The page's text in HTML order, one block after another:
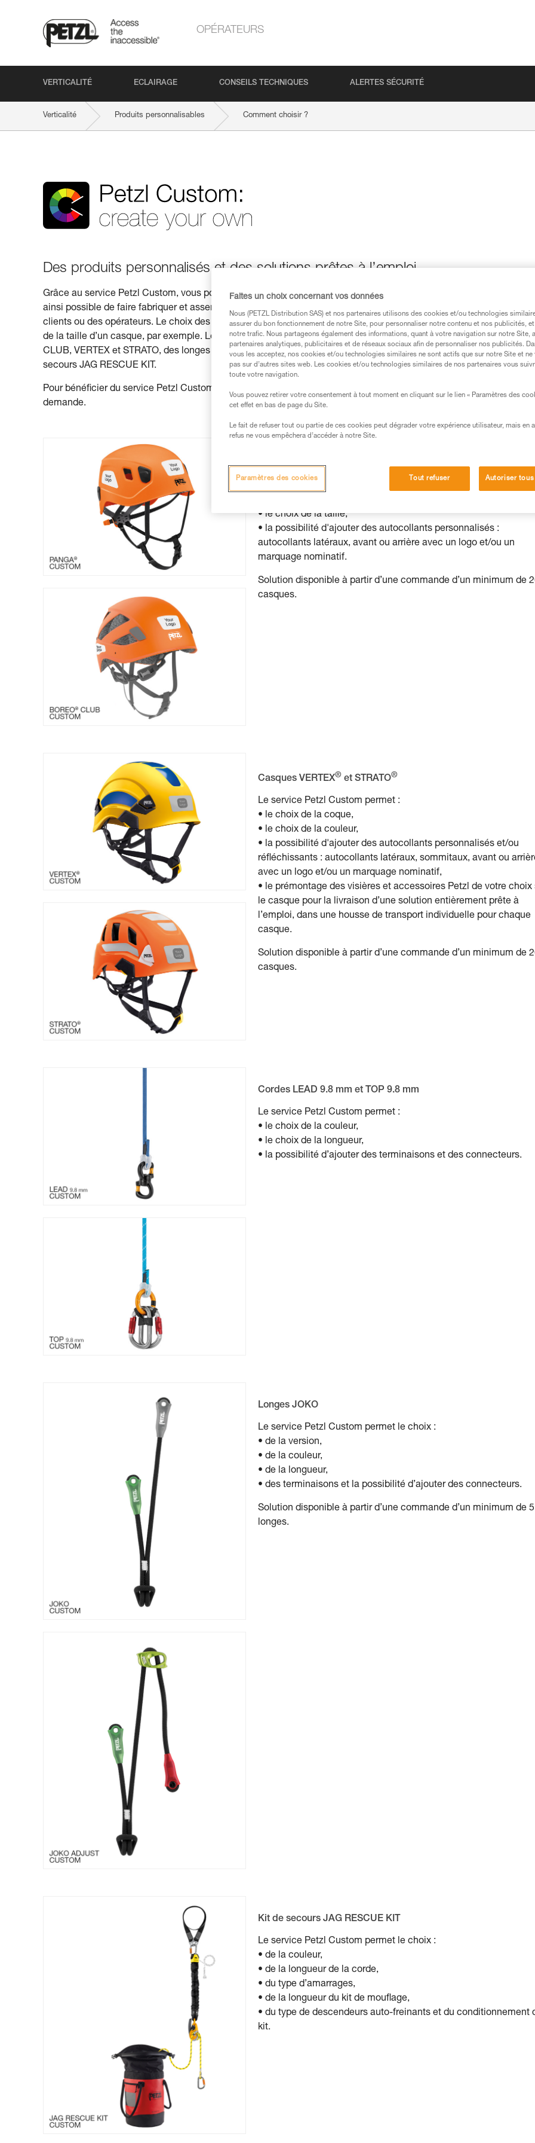
OPÉRATEURS
VERTICALITÉ ECLAIRAGE CONSEILS TECHNIQUES ALERTES SÉCURITÉ
Verticalité Produits personnalisables Comment choisir ?
Des produits personnalisés et des solutions prêtes à l’emploi
Grâce au service Petzl Custom, vous pouvez demander à personnaliser certains produits des gammes Petzl. Il est
ainsi possible de faire fabriquer et assembler des produits prêts à l’emploi, pour répondre aux besoins spécifiques
clients ou des opérateurs. Le choix des couleurs permet en particulier d’identifier les groupes de clients ou le
de la taille d’un casque, par exemple. Le service Petzl Custom permet de personnaliser des casques PANGA,
CLUB, VERTEX et STRATO, des longes JOKO, certaines cordes semi-statiques et dynamiques, ainsi que le kit de
secours JAG RESCUE KIT.
Pour bénéficier du service Petzl Custom, il vous suffit de contacter votre service commercial et de lui spécifier
demande.
Casques PANGA CLUB
• le choix de la taille,
• la possibilité d'ajouter des autocollants personnalisés :
autocollants latéraux, avant ou arrière avec un logo et/ou un
marquage nominatif.
Solution disponible à partir d’une commande d’un minimum de
casques.
Casques VERTEX® et STRATO®
Le service Petzl Custom permet :
• le choix de la coque,
• le choix de la couleur,
• la possibilité d'ajouter des autocollants personnalisés et/ou
réfléchissants : autocollants latéraux, sommitaux, avant ou
avec un logo et/ou un marquage nominatif,
• le prémontage des visières et accessoires Petzl de votre choix
le casque pour la livraison d’une solution entièrement prête à
l’emploi, dans une housse de transport individuelle pour chaque
casque.
Solution disponible à partir d’une commande d’un minimum de
casques.
Cordes LEAD 9.8 mm et TOP 9.8 mm
Le service Petzl Custom permet :
• le choix de la couleur,
• le choix de la longueur,
• la possibilité d’ajouter des terminaisons et des connecteurs.
Longes JOKO
Le service Petzl Custom permet le choix :
• de la version,
• de la couleur,
• de la longueur,
• des terminaisons et la possibilité d’ajouter des connecteurs.
Solution disponible à partir d’une commande d’un minimum de 5
longes.
Kit de secours JAG RESCUE KIT
Le service Petzl Custom permet le choix :
• de la couleur,
• de la longueur de la corde,
• du type d’amarrages,
• de la longueur du kit de mouflage,
• du type de descendeurs auto-freinants et du conditionnement
kit.
Faites un choix concernant vos données
Nous (PETZL Distribution SAS) et nos partenaires utilisons des cookies et/ou technologies
assurer du bon fonctionnement de notre Site, pour personnaliser notre contenu et nos publicités,
notre trafic. Nous partageons également des informations, quant à votre navigation sur notre Site,
partenaires analytiques, publicitaires et de réseaux sociaux afin de personnaliser nos publicités.
vous les acceptez, nos cookies et/ou technologies similaires ne sont actifs que sur notre Site et ne
pas sur d’autres sites web. Les cookies et/ou technologies similaires de nos partenaires vous
toute votre navigation.
Vous pouvez retirer votre consentement à tout moment en cliquant sur le lien « Paramètres des
cet effet en bas de page du Site.
Le fait de refuser tout ou partie de ces cookies peut dégrader votre expérience utilisateur, mais en
refus ne vous empêchera d’accéder à notre Site.
Tout refuser Autoriser
Paramètres des cookies